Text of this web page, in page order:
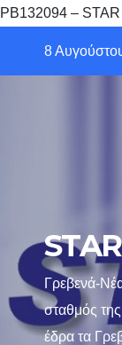
PB132094 –
8
Γρεβενά-
σταθμός
έδρα τα